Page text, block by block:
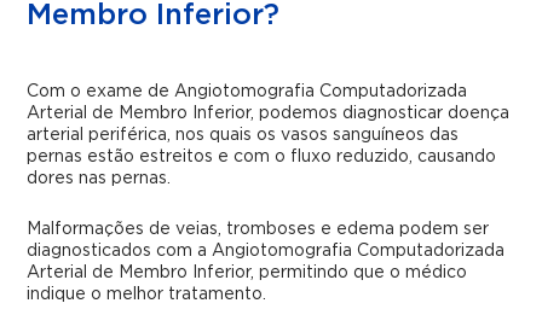
Membro Inferior?
Com o exame deAngiotomografia Computadorizada
Arterial de Membro Inferior, podemos diagnosticar doença
arterial periférica, nos quais os vasos sanguíneos das
pernas estão estreitos e com o fluxo reduzido, causando
dores nas pernas.
Malformações de veias, tromboses e edema podem ser
diagnosticados com aAngiotomografia Computadorizada
Arterial de Membro Inferior, permitindo que o médico
indique o melhor tratamento.